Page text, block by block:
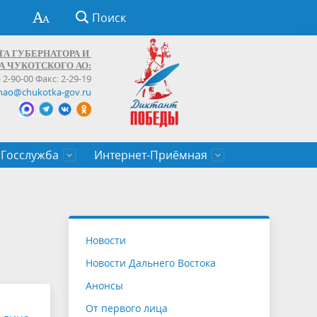
Поиск
ГУБЕРНАТОРА И
ЧУКОТСКОГО АО:
2-90-00 Факс: 2-29-19
gov.ru
Госслужба
служащих Чукотского автономного
Интернет-Приёмная
Новости
Новости Дальнего Востока
Анонсы
От первого лица